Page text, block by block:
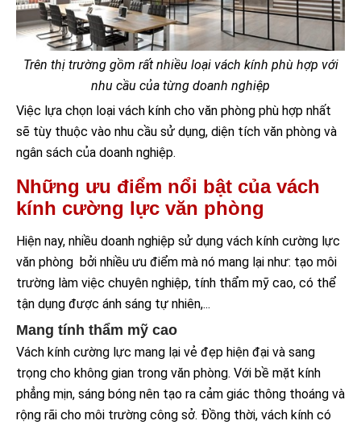
Trên thị trường gồm rất nhiều loại vách kính phù hợp với
nhu cầu của từng doanh nghiệp
Việc lựa chọn loại vách kính cho văn phòng phù hợp nhất
sẽ tùy thuộc vào nhu cầu sử dụng, diện tích văn phòng và
ngân sách của doanh nghiệp.
Những ưu điểm nổi bật của vách
kính cường lực văn phòng
Hiện nay, nhiều doanh nghiệp sử dụng vách kính cường lực
văn phòng bởi nhiều ưu điểm mà nó mang lại như: tạo môi
trường làm việc chuyên nghiệp, tính thẩm mỹ cao, có thể
tận dụng được ánh sáng tự nhiên,...
Mang tính thẩm mỹ cao
Vách kính cường lực mang lại vẻ đẹp hiện đại và sang
trọng cho không gian trong văn phòng. Với bề mặt kính
phẳng mịn, sáng bóng nên tạo ra cảm giác thông thoáng và
rộng rãi cho môi trường công sở. Đồng thời, vách kính có